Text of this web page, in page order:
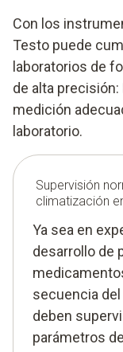
Con los
Testo puede
laboratorios de
de alta
medición
laboratorio.
Supervisión
climatización
Ya sea en
desarrollo de
secuencia
deben
parámetros